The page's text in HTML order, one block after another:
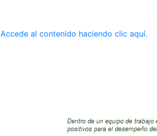
Accede al contenido haciendo clic aquí.